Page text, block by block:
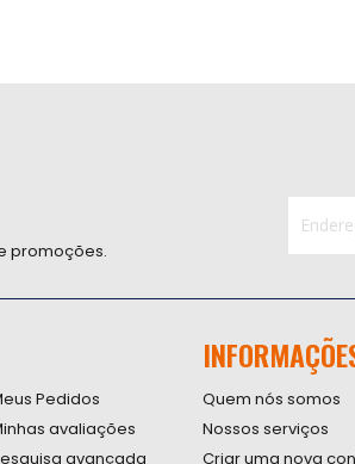
promoções.
nossa
Pedidos
avaliações
avançada
Quem nós somos
Nossos serviços
Criar uma nova